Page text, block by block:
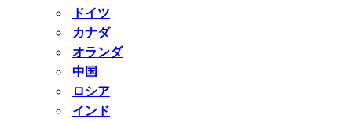
ドイツ
カナダ
オランダ
中国
ロシア
インド